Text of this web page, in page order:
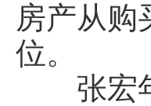
房产从购
位。
张宏年